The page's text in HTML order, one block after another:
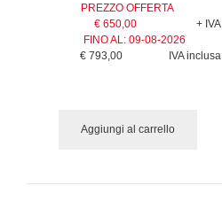
PREZZO OFFERTA
+ IVA
€ 650,00
FINO AL:09-08-2026
IVA inclusa
€ 793,00
Aggiungi al carrello